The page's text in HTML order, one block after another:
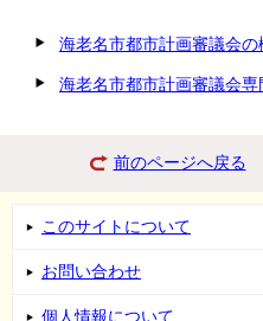
海老名市都市計画審議会の
海老名市都市計画審議会
前のページへ戻る
このサイトについて
お問い合わせ
個人情報について